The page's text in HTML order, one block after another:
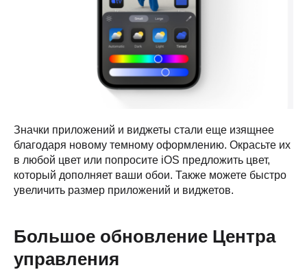
Значки приложений и виджеты стали еще изящнее
благодаря новому темному оформлению. Окрасьте их
в любой цвет или попросите iOS предложить цвет,
который дополняет ваши обои. Также можете быстро
увеличить размер приложений и виджетов.
Большое обновление Центра
управления